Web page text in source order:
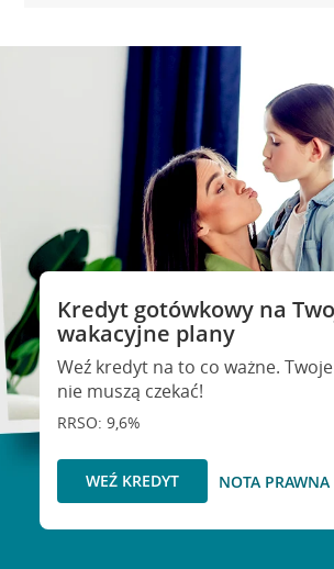
Kredyt gotówkowy na
wakacyjne plany
Weź kredyt na to co ważne.
nie muszą czekać!
RRSO: 9,6%
WEŹ KREDYT NOTA PRAWNA